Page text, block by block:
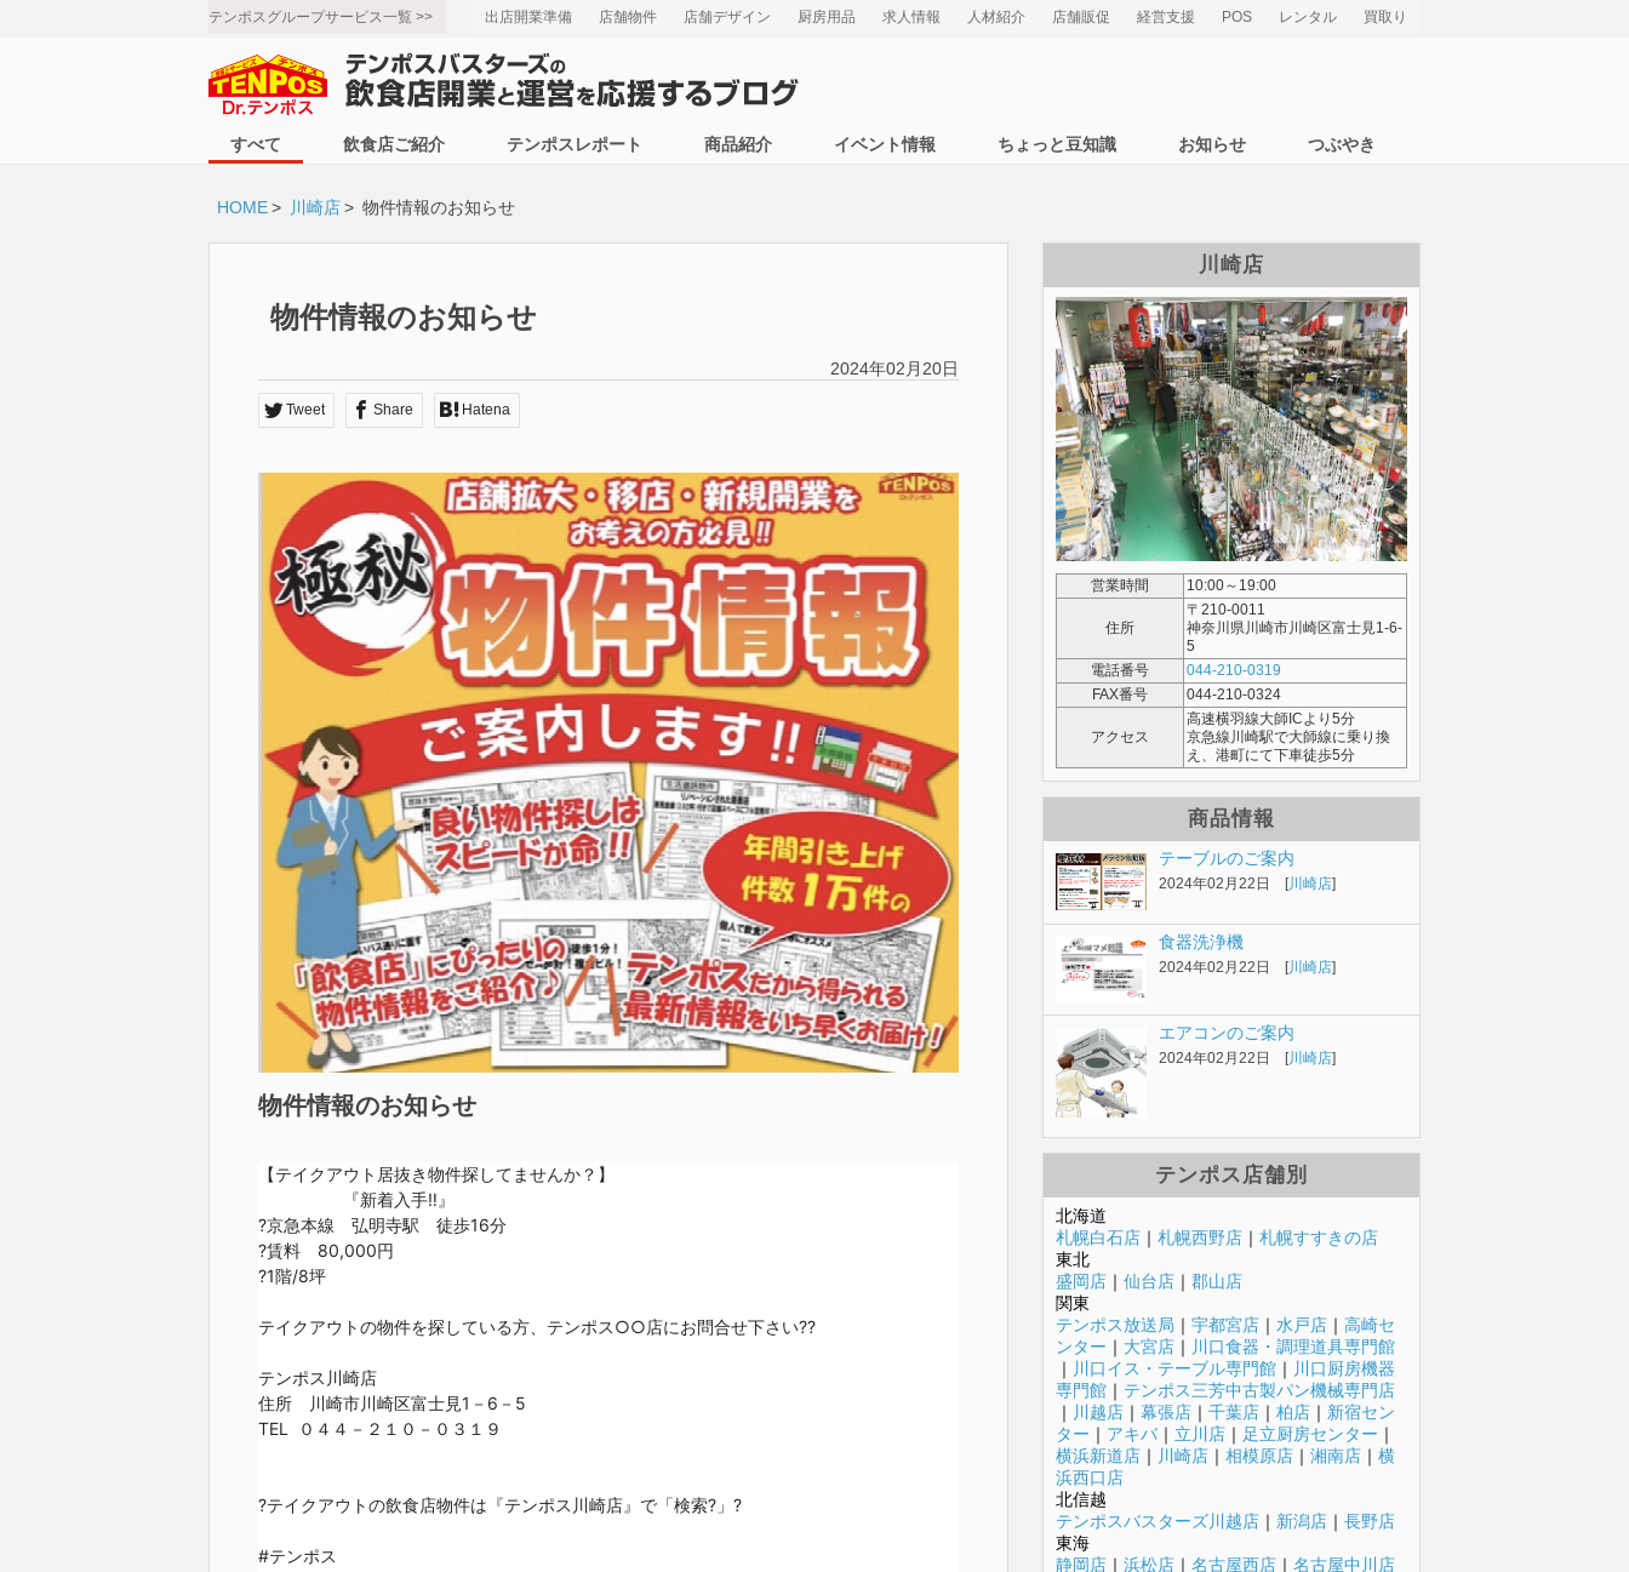
テンポスグループサービス一覧 >> 出店開業準備 店舗物件 店舗デザイン 厨房用品 求人情報 人材紹介 店舗販促 経営支援 POS レンタル 買取り
すべて 飲食店ご紹介 テンポスレポート 商品紹介 イベント情報 ちょっと豆知識 お知らせ つぶやき
HOME> 川崎店> 物件情報のお知らせ
物件情報のお知らせ
2024年02月20日
Tweet Share Hatena
物件情報のお知らせ
【テイクアウト居抜き物件探してませんか？】
『新着入手‼️』
?京急本線　弘明寺駅　徒歩16分
?賃料　80,000円
?1階/8坪
テイクアウトの物件を探している方、テンポス○○店にお問合せ下さい?‍?
テンポス川崎店
住所　川崎市川崎区富士見1－6－5
TEL  ０４４－２１０－０３１９
?テイクアウトの飲食店物件は『テンポス川崎店』で「検索?」?
#テンポス
川崎店
営業時間 10:00～19:00
住所
〒210-0011
神奈川県川崎市川崎区富士見1-6-
5
電話番号
044-210-0319
FAX番号
044-210-0324
アクセス
高速横羽線大師ICより5分
京急線川崎駅で大師線に乗り換
え、港町にて下車徒歩5分
商品情報
テーブルのご案内
2024年02月22日 [川崎店]
食器洗浄機
2024年02月22日 [川崎店]
エアコンのご案内
2024年02月22日 [川崎店]
テンポス店舗別
北海道
札幌白石店 ｜ 札幌西野店 ｜ 札幌すすきの店
東北
盛岡店 ｜ 仙台店 ｜ 郡山店
関東
テンポス放送局 ｜ 宇都宮店 ｜ 水戸店 ｜ 高崎セ
ンター ｜ 大宮店 ｜ 川口食器・調理道具専門館
｜ 川口イス・テーブル専門館 ｜ 川口厨房機器
専門館 ｜ テンポス三芳中古製パン機械専門店
｜ 川越店 ｜ 幕張店 ｜ 千葉店 ｜ 柏店 ｜ 新宿セン
ター ｜ アキバ｜ 立川店 ｜ 足立厨房センター ｜
横浜新道店 ｜ 川崎店 ｜ 相模原店 ｜ 湘南店 ｜ 横
浜西口店
北信越
テンポスバスターズ川越店 ｜ 新潟店 ｜ 長野店
東海
静岡店 ｜ 浜松店 ｜ 名古屋西店 ｜ 名古屋中川店